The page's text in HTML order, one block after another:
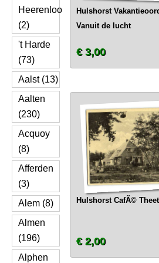
Heerenloo
(2)
't Harde
(73)
Aalst (13)
Aalten
(230)
Acquoy
(8)
Afferden
(3)
Alem (8)
Almen
(196)
Alphen
Hulshorst
Vanuit de lucht
€ 3,00
Hulshorst CafÃ©
€ 2,00